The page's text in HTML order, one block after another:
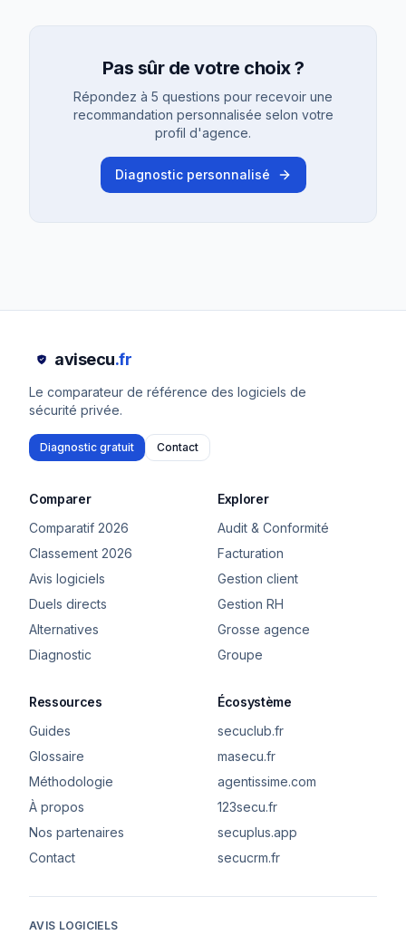
Pas sûr de votre choix ?
Répondez à 5 questions pour recevoir une
recommandation personnalisée selon votre
profil d'agence.
Diagnostic personnalisé
avisecu.fr
Le comparateur de référence des logiciels de
sécurité privée.
Diagnostic gratuit Contact
Comparer
Comparatif 2026
Classement 2026
Avis logiciels
Duels directs
Alternatives
Diagnostic
Explorer
Audit & Conformité
Facturation
Gestion client
Gestion RH
Grosse agence
Groupe
Ressources
Guides
Glossaire
Méthodologie
À propos
Nos partenaires
Contact
Écosystème
secuclub.fr
masecu.fr
agentissime.com
123secu.fr
secuplus.app
secucrm.fr
AVIS LOGICIELS